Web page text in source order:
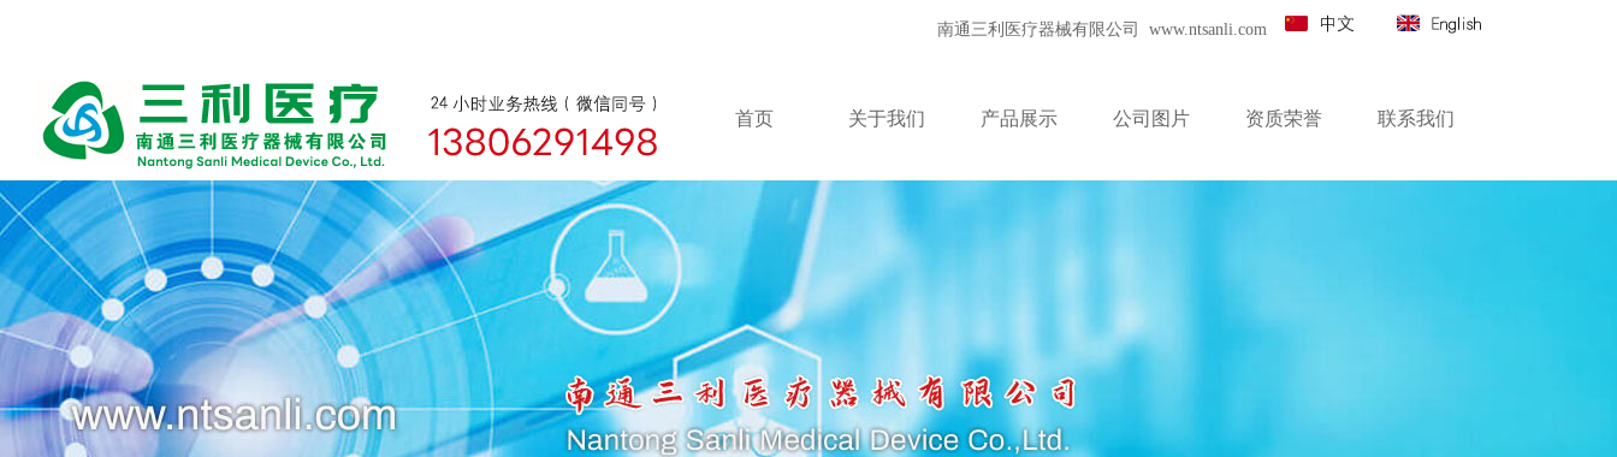
南通三利医疗器械有限公司 www.ntsanli.com
首页 关于我们 产品展示 公司图片 资质荣誉 联系我们